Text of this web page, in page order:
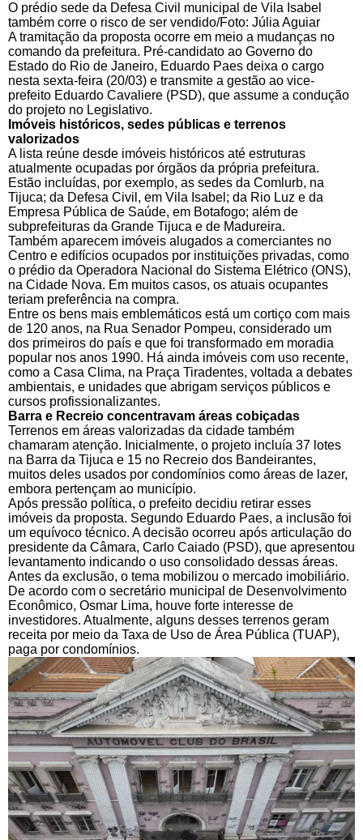
O prédio sede da Defesa Civil municipal de Vila Isabel
também corre o risco de ser vendido/Foto: Júlia Aguiar
A tramitação da proposta ocorre em meio a mudanças no
comando da prefeitura. Pré-candidato ao Governo do
Estado do Rio de Janeiro, Eduardo Paes deixa o cargo
nesta sexta-feira (20/03) e transmite a gestão ao vice-
prefeito Eduardo Cavaliere (PSD), que assume a condução
do projeto no Legislativo.
Imóveis históricos, sedes públicas e terrenos
valorizados
A lista reúne desde imóveis históricos até estruturas
atualmente ocupadas por órgãos da própria prefeitura.
Estão incluídas, por exemplo, as sedes da Comlurb, na
Tijuca; da Defesa Civil, em Vila Isabel; da Rio Luz e da
Empresa Pública de Saúde, em Botafogo; além de
subprefeituras da Grande Tijuca e de Madureira.
Também aparecem imóveis alugados a comerciantes no
Centro e edifícios ocupados por instituições privadas, como
o prédio da Operadora Nacional do Sistema Elétrico (ONS),
na Cidade Nova. Em muitos casos, os atuais ocupantes
teriam preferência na compra.
Entre os bens mais emblemáticos está um cortiço com mais
de 120 anos, na Rua Senador Pompeu, considerado um
dos primeiros do país e que foi transformado em moradia
popular nos anos 1990. Há ainda imóveis com uso recente,
como a Casa Clima, na Praça Tiradentes, voltada a debates
ambientais, e unidades que abrigam serviços públicos e
cursos profissionalizantes.
Barra e Recreio concentravam áreas cobiçadas
Terrenos em áreas valorizadas da cidade também
chamaram atenção. Inicialmente, o projeto incluía 37 lotes
na Barra da Tijuca e 15 no Recreio dos Bandeirantes,
muitos deles usados por condomínios como áreas de lazer,
embora pertençam ao município.
Após pressão política, o prefeito decidiu retirar esses
imóveis da proposta. Segundo Eduardo Paes, a inclusão foi
um equívoco técnico. A decisão ocorreu após articulação do
presidente da Câmara, Carlo Caiado (PSD), que apresentou
levantamento indicando o uso consolidado dessas áreas.
Antes da exclusão, o tema mobilizou o mercado imobiliário.
De acordo com o secretário municipal de Desenvolvimento
Econômico, Osmar Lima, houve forte interesse de
investidores. Atualmente, alguns desses terrenos geram
receita por meio da Taxa de Uso de Área Pública (TUAP),
paga por condomínios.